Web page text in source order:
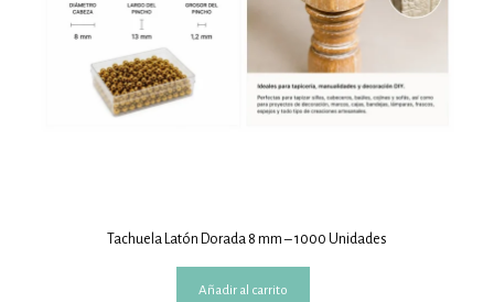
Tachuela Latón Dorada 8 mm – 1000 Unidades
Añadir al carrito